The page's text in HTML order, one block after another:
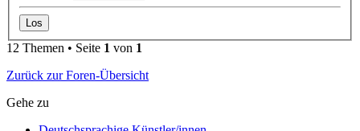
12 Themen • Seite 1 von 1
Zurück zur Foren-Übersicht
Gehe zu